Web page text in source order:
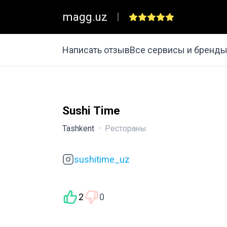
magg.uz |
Написать отзывВсе сервисы и бренды
Sushi Time
Tashkent · Рестораны
sushitime_uz
2 0